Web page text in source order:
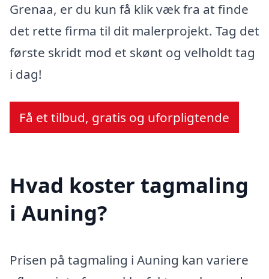
Grenaa, er du kun få klik væk fra at finde
det rette firma til dit malerprojekt. Tag det
første skridt mod et skønt og velholdt tag
i dag!
Få et tilbud, gratis og uforpligtende
Hvad koster tagmaling
i Auning?
Prisen på tagmaling i Auning kan variere